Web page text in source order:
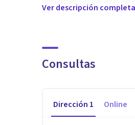
Trabajo desde la Terapia
psicología. Integro
exposición gradual,
Ver descripción completa
Consultas
Dirección 1 Online